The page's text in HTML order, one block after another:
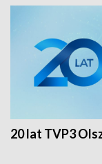
20 lat TVP3